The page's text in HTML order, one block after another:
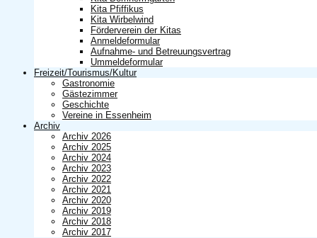
Kita Pfiffikus
Kita Wirbelwind
Förderverein der Kitas
Anmeldeformular
Aufnahme- und Betreuungsvertrag
Ummeldeformular
Freizeit/Tourismus/Kultur
Gastronomie
Gästezimmer
Geschichte
Vereine in Essenheim
Archiv
Archiv 2026
Archiv 2025
Archiv 2024
Archiv 2023
Archiv 2022
Archiv 2021
Archiv 2020
Archiv 2019
Archiv 2018
Archiv 2017